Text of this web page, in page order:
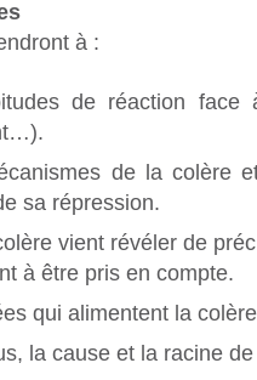
à :
de réaction face
de la colère
sa répression.
vient révéler de
à être pris en compte.
qui alimentent la
la cause et la racine